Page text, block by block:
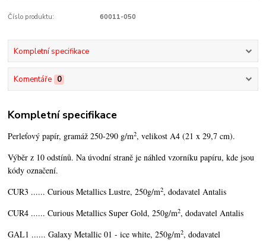
Číslo produktu: 60011-050
Kompletní specifikace
Komentáře 0
Kompletní specifikace
Perleťový papír, gramáž 250-290 g/m2, velikost A4 (21 x 29,7 cm).
Výběr z 10 odstínů. Na úvodní straně je náhled vzorníku papíru, kde jsou
kódy označení.
CUR3 ...... Curious Metallics Lustre, 250g/m2, dodavatel Antalis
CUR4 ...... Curious Metallics Super Gold, 250g/m2, dodavatel Antalis
GAL1 ...... Galaxy Metallic 01 - ice white, 250g/m2, dodavatel